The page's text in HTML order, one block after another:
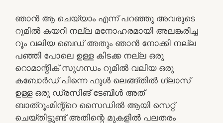
ഞാൻ ആ ചെയ്യാം എന്ന് പറഞ്ഞു അവരുടെ
റൂമിൽ കയറി നല്ല മനോഹരമായി അലങ്കരിച്ച
റൂം വലിയ ബെഡ് അതും ഞാൻ നോക്കി നല്ല
പഞ്ഞി പോലെ ഉള്ള കിടക്ക നല്ല ഒരു
റൊമാന്റിക് സുഗന്ധം റൂമിൽ വലിയ ഒരു
കബോർഡ് പിന്നെ ഫുൾ ലെങ്ങ്തിൽ ഗ്ലാസ്
ഉള്ള ഒരു ഡ്രസിങ് ടേബിൾ അത്
ബാത്‌റൂംമിന്റ്റെ സൈഡിൽ ആയി സെറ്റ്
ചെയ്തിട്ടുണ്ട് അതിന്റെ മുകളിൽ പലതരം